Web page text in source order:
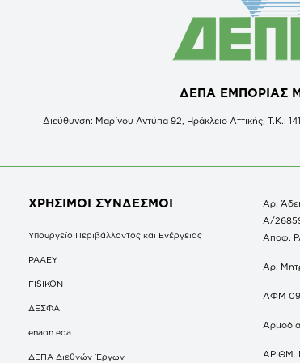
ΔΕΠΑ ΕΜΠΟΡΙΑΣ
Διεύθυνση: Μαρίνου Αντύπα 92, Ηράκλειο Αττικής, Τ.Κ.:
ΧΡΗΣΙΜΟΙ ΣΥΝΔΕΣΜΟΙ
Υπουργείο Περιβάλλοντος και Ενέργειας
ΡΑΑΕΥ
FISIKON
ΔΕΣΦΑ
enaon eda
ΔΕΠΑ Διεθνών Έργων
Αρ.
Α/
Αποφ.
Αρ.
ΑΦΜ
ΑΡΙΘΜ.